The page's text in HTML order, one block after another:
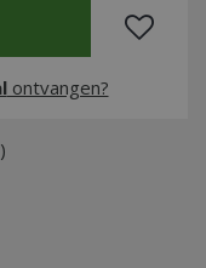
ontvangen?